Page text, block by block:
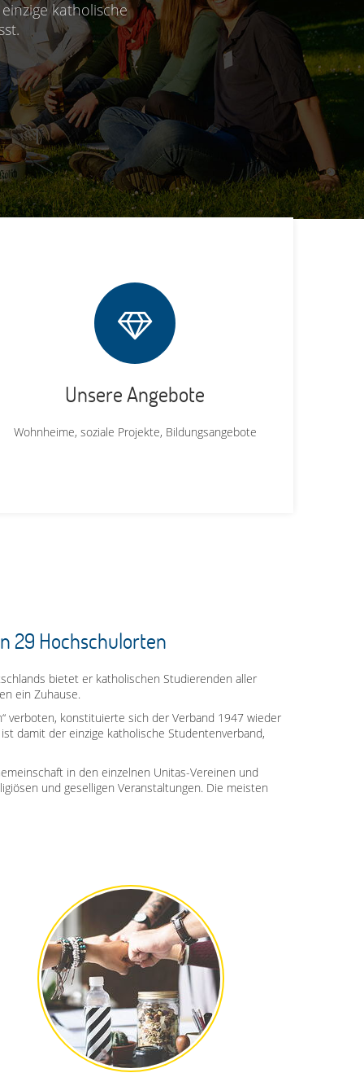
Unsere Angebote
Wohnheime, soziale Projekte, Bildungsangebote
29 Hochschulorten
bietet er katholischen Studierenden aller
ein Zuhause.
verboten, konstituierte sich der Verband 1947 wieder
damit der einzige katholische Studentenverband,
in den einzelnen Unitas-Vereinen und
und geselligen Veranstaltungen. Die meisten